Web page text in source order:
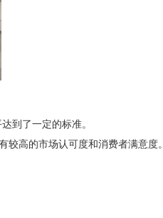
到了一定的标准。
较高的市场认可度和消费者满意度。